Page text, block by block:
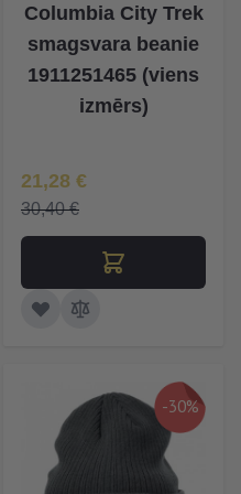
Columbia City Trek
smagsvara beanie
1911251465 (viens
izmērs)
Īpaša Cena
21,28 €
30,40 €
-30%